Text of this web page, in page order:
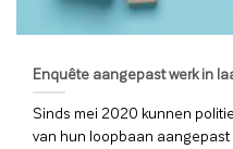
Enquête aangepast werk in
Sinds mei 2020 kunnen
van hun loopbaan aangepast